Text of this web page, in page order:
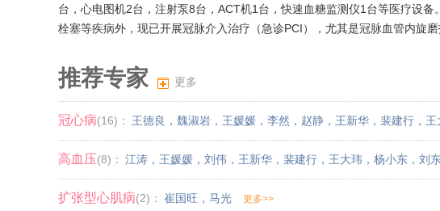
台，心电图机2台，注射泵8台，ACT机1台，快速血糖监测仪1台等医疗设
栓塞等疾病外，现已开展冠脉介入治疗（急诊PCI），尤其是冠脉血管内旋
推荐专家 更多
冠心病(16)： 王德良 ， 魏淑岩 ， 王媛媛 ， 李然 ， 赵静 ， 王新华 ， 裴建行 ， 王
高血压(8)： 江涛 ， 王媛媛 ， 刘伟 ， 王新华 ， 裴建行 ， 王大玮 ， 杨小东 ， 刘
扩张型心肌病(2)： 崔国旺 ， 马光 更多>>